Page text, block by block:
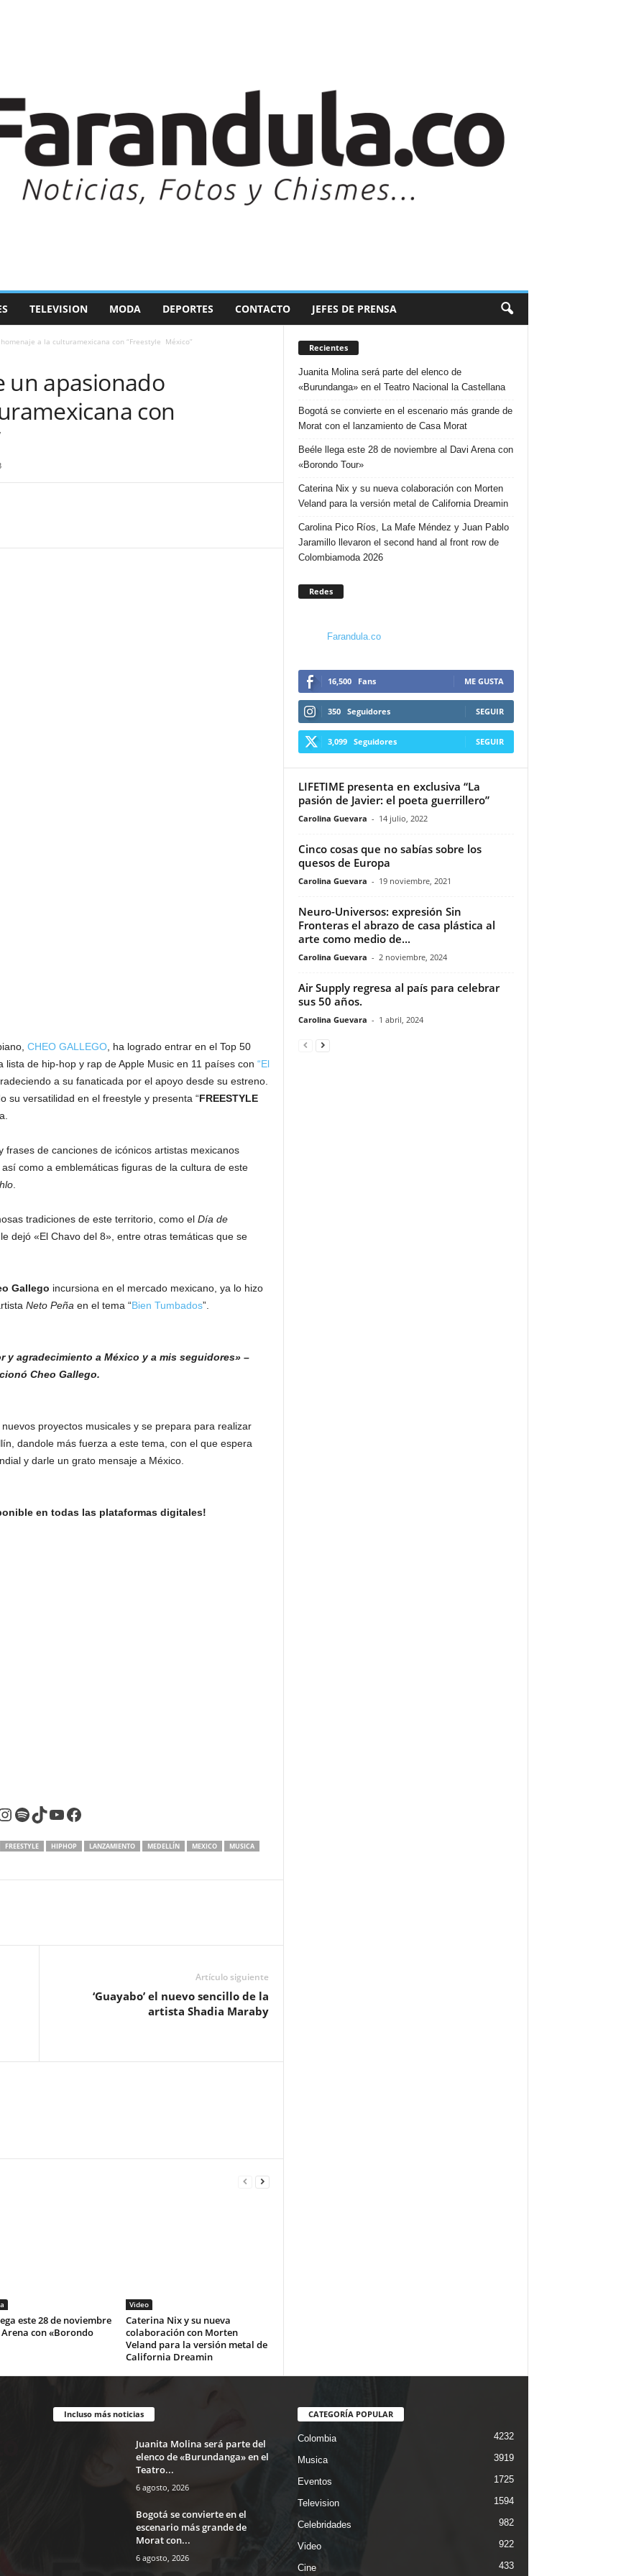
TELEVISION MODA DEPORTES CONTACTO JEFES DE PRENSA
a la culturamexicana con “Freestyle México”
un apasionado
con
CHEO GALLEGO, ha logrado entrar en el Top 50
de hip-hop y rap de Apple Music en 11 países con “El
a su fanaticada por el apoyo desde su estreno.
su versatilidad en el freestyle y presenta “FREESTYLE
de canciones de icónicos artistas mexicanos
así como a emblemáticas figuras de la cultura de este
.
tradiciones de este territorio, como el Día de
dejó «El Chavo del 8», entre otras temáticas que se
Gallego incursiona en el mercado mexicano, ya lo hizo
Neto Peña en el tema “Bien Tumbados”.
y agradecimiento a México y a mis seguidores» –
Cheo Gallego.
proyectos musicales y se prepara para realizar
dandole más fuerza a este tema, con el que espera
y darle un grato mensaje a México.
en todas las plataformas digitales!
Spotify
TikTok
YouTube
Facebook
FREESTYLE HIPHOP LANZAMIENTO MEDELLÍN MEXICO
MUSICA
Artículo siguiente
‘Guayabo’ el nuevo sencillo de la
artista Shadia Maraby
este 28 de noviembre
con «Borondo
Video
Caterina Nix y su nueva
colaboración con Morten
Veland para la versión metal de
California Dreamin
Recientes
Juanita Molina será parte del elenco de
«Burundanga» en el Teatro Nacional la Castellana
Bogotá se convierte en el escenario más grande de
Morat con el lanzamiento de Casa Morat
Beéle llega este 28 de noviembre al Davi Arena con
«Borondo Tour»
Caterina Nix y su nueva colaboración con Morten
Veland para la versión metal de California Dreamin
Carolina Pico Ríos, La Mafe Méndez y Juan Pablo
Jaramillo llevaron el second hand al front row de
Colombiamoda 2026
Redes
Farandula.co
16,500 Fans ME GUSTA
350 Seguidores SEGUIR
3,099 Seguidores SEGUIR
LIFETIME presenta en exclusiva “La
pasión de Javier: el poeta guerrillero”
Carolina Guevara - 14 julio, 2022
Cinco cosas que no sabías sobre los
quesos de Europa
Carolina Guevara - 19 noviembre, 2021
Neuro-Universos: expresión Sin
Fronteras el abrazo de casa plástica al
arte como medio de...
Carolina Guevara - 2 noviembre, 2024
Air Supply regresa al país para celebrar
sus 50 años.
Carolina Guevara - 1 abril, 2024
Incluso más noticias
Juanita Molina será parte del
elenco de «Burundanga» en el
Teatro...
6 agosto, 2026
Bogotá se convierte en el
escenario más grande de
Morat con...
6 agosto, 2026
CATEGORÍA POPULAR
Colombia 4232
Musica 3919
Eventos 1725
Television 1594
Celebridades 982
Video 922
Cine 433